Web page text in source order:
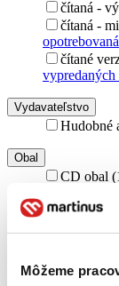
Môžeme
čítaná -
čítaná -
opotrebovaná
čítané
vypredaných
Vydavateľstvo
Hudobné
Obal
CD obal
Zúžiť výber